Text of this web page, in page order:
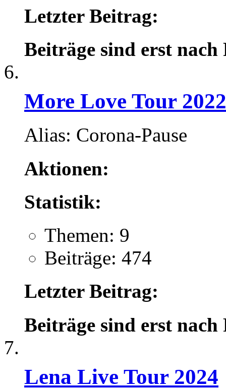
Letzter Beitrag:
Beiträge sind erst
More Love Tour 2022
Alias: Corona-Pause
Aktionen:
Statistik:
Themen: 9
Beiträge: 474
Letzter Beitrag:
Beiträge sind erst
Lena Live Tour 2024